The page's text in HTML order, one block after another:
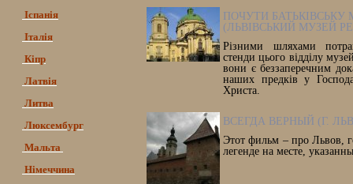
Іспанія
Італія
Кіпр
Латвія
Литва
Люксембург
Мальта
Німеччина
ПОЧУТИ БАТЬКІВСЬКУ
(ЛЬВІВСЬКИЙ МУЗЕЙ
Різними шляхами
стенди цього відділу
вони є беззаперечним
наших предків у
Христа.
ВСЕГДА ВЕРНЫЙ (Г.
Этот фильм – про Львов,
легенде на месте,